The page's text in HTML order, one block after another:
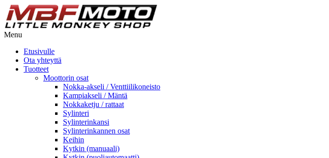
Menu
Etusivulle
Ota yhteyttä
Tuotteet
Moottorin osat
Nokka-akseli / Venttiilikoneisto
Kampiakseli / Mäntä
Nokkaketju / rattaat
Sylinteri
Sylinterinkansi
Sylinterinkannen osat
Keihin
Kytkin (manuaali)